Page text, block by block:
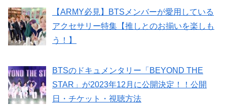
【ARMY必見】BTSメンバーが愛用している
アクセサリー特集【推しとのお揃いを楽しも
う！】
BTSのドキュメンタリー「BEYOND THE
STAR」が2023年12月に公開決定！！公開
日・チケット・視聴方法